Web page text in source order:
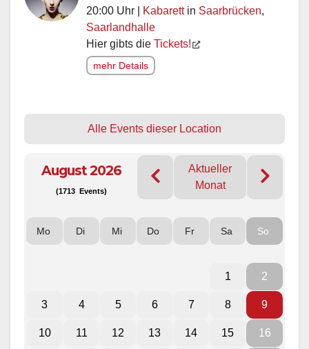
20:00 Uhr | Kabarettin Saarbrücken,
Saarlandhalle
Hier gibts die Tickets!
mehr Details
Alle Events dieser Location
August 2026
(1713 Events)
Aktueller
Monat
Mo Di Mi Do Fr Sa So
1 2
3 4 5 6 7 8 9
10 11 12 13 14 15 16